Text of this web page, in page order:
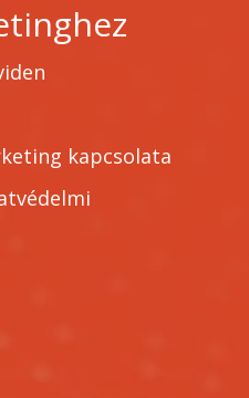
kapcsolata